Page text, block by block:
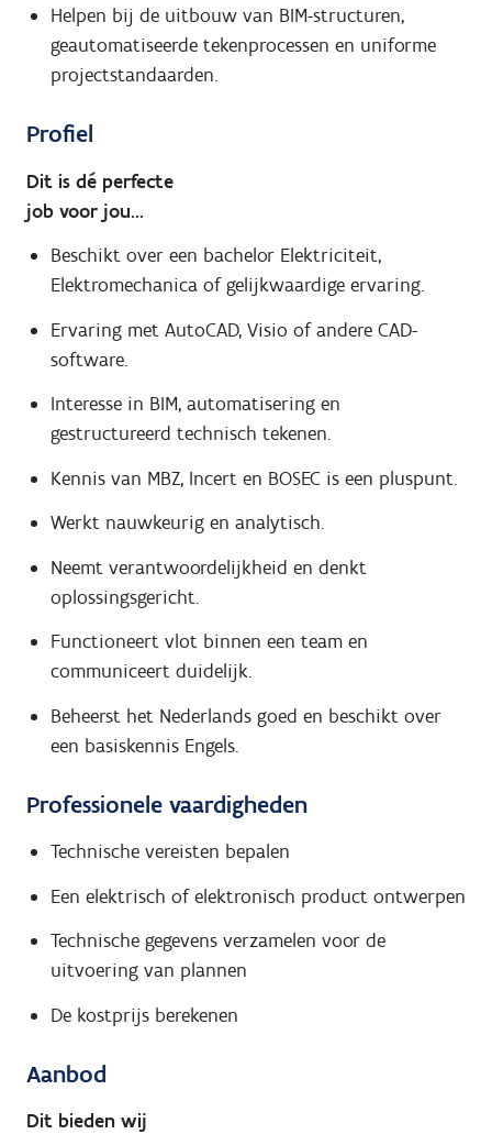
Helpen bij de uitbouw van BIM-structuren,
geautomatiseerde tekenprocessen en uniforme
projectstandaarden.
Profiel
Dit is dé perfecte
job voor jou...
Beschikt over een bachelor Elektriciteit,
Elektromechanica of gelijkwaardige ervaring.
Ervaring met AutoCAD, Visio of andere CAD-
software.
Interesse in BIM, automatisering en
gestructureerd technisch tekenen.
Kennis van MBZ, Incert en BOSEC is een pluspunt.
Werkt nauwkeurig en analytisch.
Neemt verantwoordelijkheid en denkt
oplossingsgericht.
Functioneert vlot binnen een team en
communiceert duidelijk.
Beheerst het Nederlands goed en beschikt over
een basiskennis Engels.
Professionele vaardigheden
Technische vereisten bepalen
Een elektrisch of elektronisch product ontwerpen
Technische gegevens verzamelen voor de
uitvoering van plannen
De kostprijs berekenen
Aanbod
Dit bieden wij